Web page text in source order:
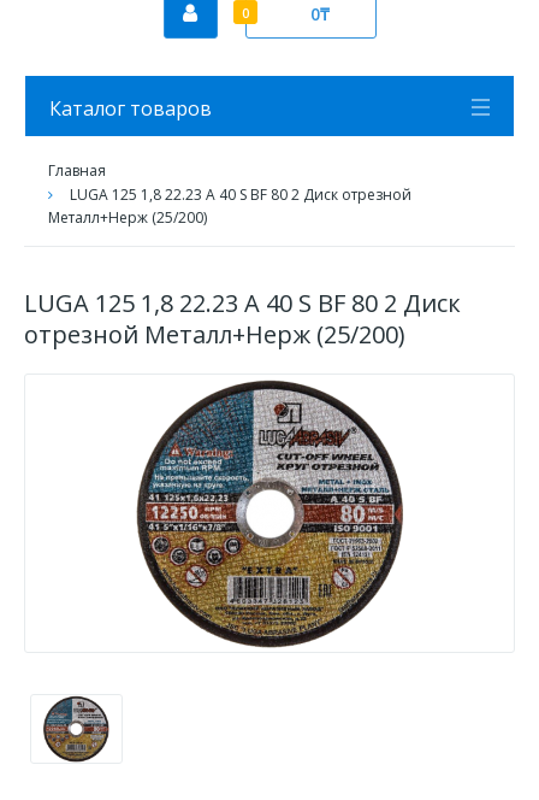
0 0₸
Каталог товаров
Главная
LUGA 125 1,8 22.23 A 40 S BF 80 2 Диск отрезной
Металл+Нерж (25/200)
LUGA 125 1,8 22.23 A 40 S BF 80 2 Диск
отрезной Металл+Нерж (25/200)